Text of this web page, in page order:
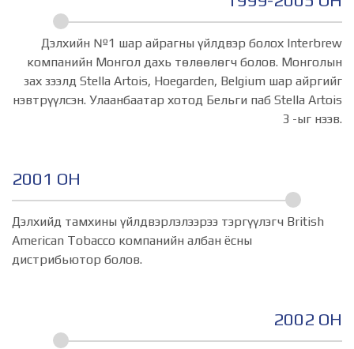
Дэлхийн №1 шар айрагны үйлдвэр болох Interbrew
компанийн Монгол дахь тѳлѳѳлѳгч болов. Монголын
зах зээлд Stella Artois, Hoegarden, Belgium шар айргийг
нэвтрүүлсэн. Улаанбаатар хотод Бельги паб Stella Artois
3 -ыг нээв.
2001 ОН
Дэлхийд тамхины үйлдвэрлэлээрээ тэргүүлэгч British
American Tobacco компанийн албан ёсны
дистрибьютор болов.
2002 ОН